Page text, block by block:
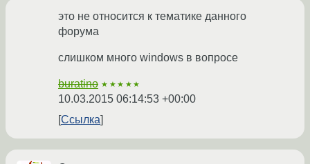
это не относится к тематике данного
форума
слишком много windows в вопросе
buratino ★★★★★
10.03.2015 06:14:53 +00:00
Ссылка